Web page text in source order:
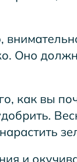
Оно
как вы
и